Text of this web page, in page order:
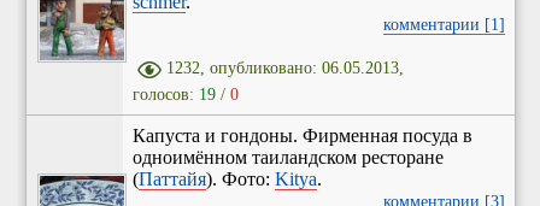
комментарии [1]
1232, опубликовано: 06.05.2013,
голосов: 19/ 0
Капуста и гондоны. Фирменная посуда в
одноимённом таиландском ресторане
(Паттайя). Фото: Kitya.
комментарии [3]